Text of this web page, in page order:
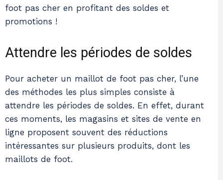
foot pas cher en profitant des soldes et
promotions !
Attendre les périodes de soldes
Pour acheter un maillot de foot pas cher, l’une
des méthodes les plus simples consiste à
attendre les périodes de soldes. En effet, durant
ces moments, les magasins et sites de vente en
ligne proposent souvent des réductions
intéressantes sur plusieurs produits, dont les
maillots de foot.